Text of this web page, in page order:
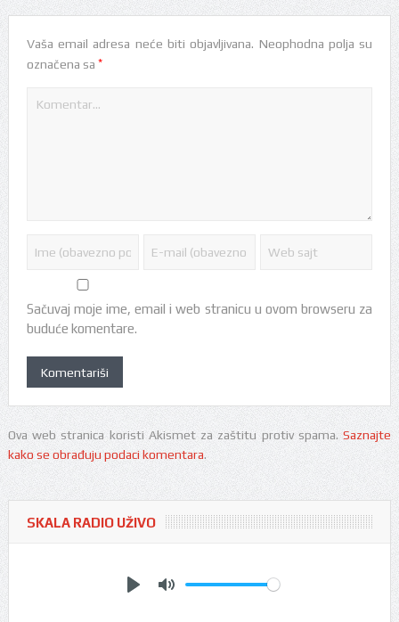
Vaša email adresa neće biti objavljivana. Neophodna polja su
označena sa *
Sačuvaj moje ime, email i web stranicu u ovom browseru za
buduće komentare.
Ova web stranica koristi Akismet za zaštitu protiv spama.Saznajte
kako se obrađuju podaci komentara.
SKALA RADIO UŽIVO